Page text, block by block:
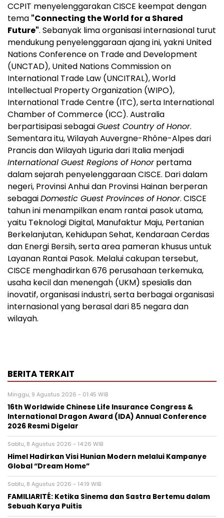
CCPIT menyelenggarakan CISCE keempat dengan
tema "Connecting the World for a Shared
Future". Sebanyak lima organisasi internasional turut
mendukung penyelenggaraan ajang ini, yakni United
Nations Conference on Trade and Development
(UNCTAD), United Nations Commission on
International Trade Law (UNCITRAL), World
Intellectual Property Organization (WIPO),
International Trade Centre (ITC), serta International
Chamber of Commerce (ICC). Australia
berpartisipasi sebagaiGuest Country of Honor.
Sementara itu, Wilayah Auvergne-Rhône-Alpes dari
Prancis dan Wilayah Liguria dari Italia menjadi
International Guest Regions of Honorpertama
dalam sejarah penyelenggaraan CISCE. Dari dalam
negeri, Provinsi Anhui dan Provinsi Hainan berperan
sebagaiDomestic Guest Provinces of Honor. CISCE
tahun ini menampilkan enam rantai pasok utama,
yaitu Teknologi Digital, Manufaktur Maju, Pertanian
Berkelanjutan, Kehidupan Sehat, Kendaraan Cerdas
dan Energi Bersih, serta area pameran khusus untuk
Layanan Rantai Pasok. Melalui cakupan tersebut,
CISCE menghadirkan 676 perusahaan terkemuka,
usaha kecil dan menengah (UKM) spesialis dan
inovatif, organisasi industri, serta berbagai organisasi
internasional yang berasal dari 85 negara dan
wilayah.
BERITA TERKAIT
Minggu, 9 Agustus 2026 - 01:45 WIB
16th Worldwide Chinese Life Insurance Congress &
International Dragon Award (IDA) Annual Conference
2026 Resmi Digelar
Sabtu, 8 Agustus 2026 - 14:26 WIB
Himel Hadirkan Visi Hunian Modern melalui Kampanye
Global “Dream Home”
Sabtu, 8 Agustus 2026 - 14:19 WIB
FAMILIARITÉ: Ketika Sinema dan Sastra Bertemu dalam
Sebuah Karya Puitis